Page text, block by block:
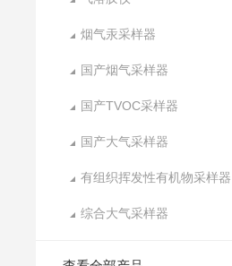
烟气汞采样器
国产烟气采样器
国产TVOC采样器
国产大气采样器
有组织挥发性有机物采样器
综合大气采样器